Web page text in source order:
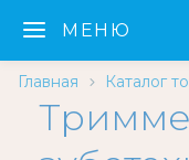
МЕНЮ
Главная Каталог